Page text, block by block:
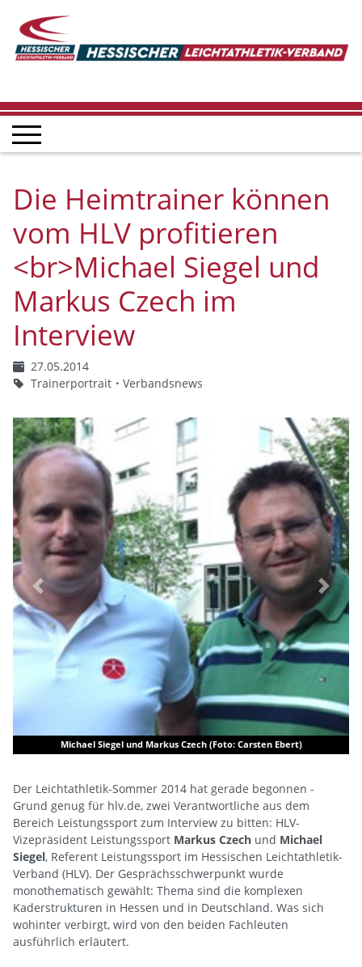
Die Heimtrainer können
vom HLV profitieren
<br>Michael Siegel und
Markus Czech im
Interview
27.05.2014
Trainerportrait
Verbandsnews
Previous Next
Der Leichtathletik-Sommer 2014 hat gerade begonnen -
Grund genug für hlv.de, zwei Verantwortliche aus dem
Bereich Leistungssport zum Interview zu bitten: HLV-
Vizepräsident Leistungssport Markus Czech und Michael
Siegel, Referent Leistungssport im Hessischen Leichtathletik-
Verband (HLV). Der Gesprächsschwerpunkt wurde
monothematisch gewählt: Thema sind die komplexen
Kaderstrukturen in Hessen und in Deutschland. Was sich
wohinter verbirgt, wird von den beiden Fachleuten
ausführlich erläutert.